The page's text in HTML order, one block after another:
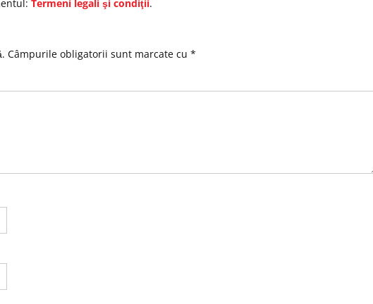
Termeni legali şi condiţii.
Câmpurile obligatorii sunt marcate cu *